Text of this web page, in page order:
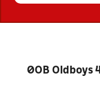
ØOB Oldboys